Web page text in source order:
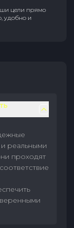
цели прямо
удобно и
реальными
проходят